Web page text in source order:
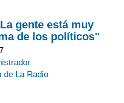
gente está muy
de los políticos"
de La Radio